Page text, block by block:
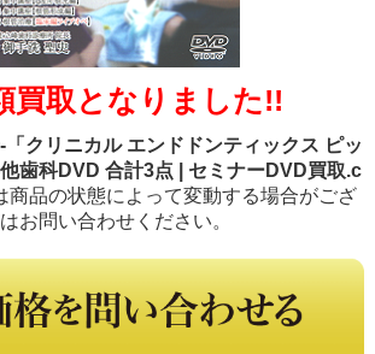
買取となりました!!
クリニカル エンドドンティックス ピッ
歯科DVD 合計3点 | セミナーDVD買取.c
商品の状態によって変動する場合がござ
お問い合わせください。